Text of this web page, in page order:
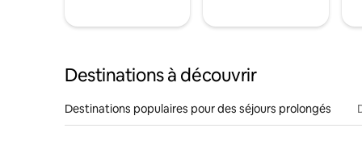
Destinations à découvrir
Destinations populaires pour des séjours prolongés